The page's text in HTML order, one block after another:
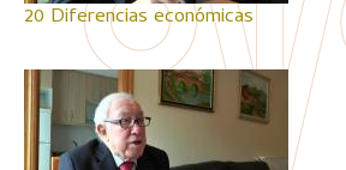
20 Diferencias económicas